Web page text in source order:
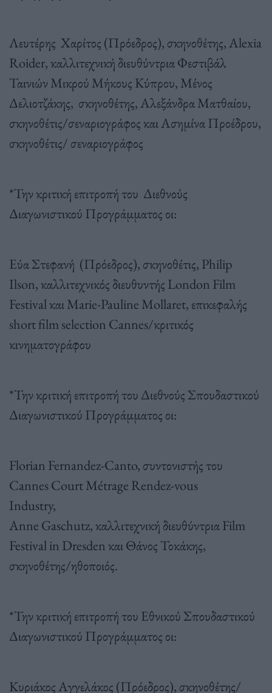
Λευτέρης Χαρίτος (Πρόεδρος), σκηνοθέτης, Alexia
Roider, καλλιτεχνική διευθύντρια Φεστιβάλ
Ταινιών Μικρού Μήκους Κύπρου, Μένος
Δελιοτζάκης, σκηνοθέτης, Αλεξάνδρα Ματθαίου,
σκηνοθέτις/σεναριογράφος και Ασημίνα Προέδρου,
σκηνοθέτις/ σεναριογράφος
*Την κριτική επιτροπή του Διεθνούς
Διαγωνιστικού Προγράμματος οι:
Εύα Στεφανή (Πρόεδρος), σκηνοθέτις, Philip
Ilson, καλλιτεχνικός διευθυντής London Film
Festival και Marie-Pauline Mollaret, επικεφαλής
short film selection Cannes/κριτικός
κινηματογράφου
*Την κριτική επιτροπή του Διεθνούς Σπουδαστικού
Διαγωνιστικού Προγράμματος οι:
Florian Fernandez-Canto, συντονιστής του
Cannes Court Métrage Rendez-vous
Anne Gaschutz, καλλιτεχνική διευθύντρια Film
Festival in Dresden και Θάνος Τοκάκης,
σκηνοθέτης/ηθοποιός.
*Την κριτική επιτροπή του Εθνικού Σπουδαστικού
Διαγωνιστικού Προγράμματος οι:
Κυριάκος Αγγελάκος (Πρόεδρος), σκηνοθέτης/